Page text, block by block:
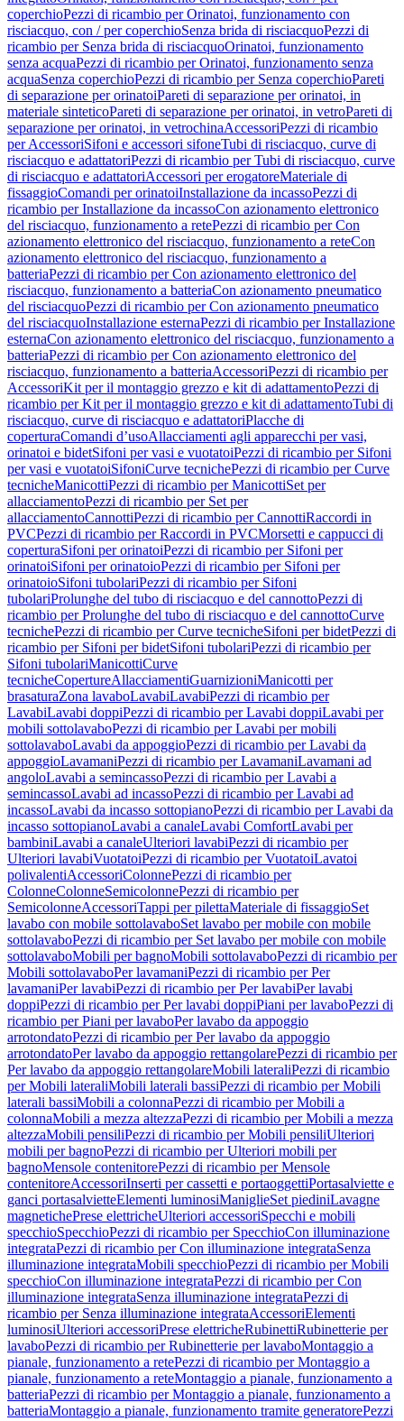
coperchioPezzi di ricambio per Orinatoi, funzionamento con
risciacquo, con / per coperchioSenza brida di risciacquoPezzi di
ricambio per Senza brida di risciacquoOrinatoi, funzionamento
senza acquaPezzi di ricambio per Orinatoi, funzionamento senza
acquaSenza coperchioPezzi di ricambio per Senza coperchioPareti
di separazione per orinatoiPareti di separazione per orinatoi, in
materiale sinteticoPareti di separazione per orinatoi, in vetroPareti di
separazione per orinatoi, in vetrochinaAccessoriPezzi di ricambio
per AccessoriSifoni e accessori sifoneTubi di risciacquo, curve di
risciacquo e adattatoriPezzi di ricambio per Tubi di risciacquo, curve
di risciacquo e adattatoriAccessori per erogatoreMateriale di
fissaggioComandi per orinatoiInstallazione da incassoPezzi di
ricambio per Installazione da incassoCon azionamento elettronico
del risciacquo, funzionamento a retePezzi di ricambio per Con
azionamento elettronico del risciacquo, funzionamento a reteCon
azionamento elettronico del risciacquo, funzionamento a
batteriaPezzi di ricambio per Con azionamento elettronico del
risciacquo, funzionamento a batteriaCon azionamento pneumatico
del risciacquoPezzi di ricambio per Con azionamento pneumatico
del risciacquoInstallazione esternaPezzi di ricambio per Installazione
esternaCon azionamento elettronico del risciacquo, funzionamento a
batteriaPezzi di ricambio per Con azionamento elettronico del
risciacquo, funzionamento a batteriaAccessoriPezzi di ricambio per
AccessoriKit per il montaggio grezzo e kit di adattamentoPezzi di
ricambio per Kit per il montaggio grezzo e kit di adattamentoTubi di
risciacquo, curve di risciacquo e adattatoriPlacche di
coperturaComandi d’usoAllacciamenti agli apparecchi per vasi,
orinatoi e bidetSifoni per vasi e vuotatoiPezzi di ricambio per Sifoni
per vasi e vuotatoiSifoniCurve tecnichePezzi di ricambio per Curve
tecnicheManicottiPezzi di ricambio per ManicottiSet per
allacciamentoPezzi di ricambio per Set per
allacciamentoCannottiPezzi di ricambio per CannottiRaccordi in
PVCPezzi di ricambio per Raccordi in PVCMorsetti e cappucci di
coperturaSifoni per orinatoiPezzi di ricambio per Sifoni per
orinatoiSifoni per orinatoioPezzi di ricambio per Sifoni per
orinatoioSifoni tubolariPezzi di ricambio per Sifoni
tubolariProlunghe del tubo di risciacquo e del cannottoPezzi di
ricambio per Prolunghe del tubo di risciacquo e del cannottoCurve
tecnichePezzi di ricambio per Curve tecnicheSifoni per bidetPezzi di
ricambio per Sifoni per bidetSifoni tubolariPezzi di ricambio per
Sifoni tubolariManicottiCurve
tecnicheCopertureAllacciamentiGuarnizioniManicotti per
brasaturaZona lavaboLavabiLavabiPezzi di ricambio per
LavabiLavabi doppiPezzi di ricambio per Lavabi doppiLavabi per
mobili sottolavaboPezzi di ricambio per Lavabi per mobili
sottolavaboLavabi da appoggioPezzi di ricambio per Lavabi da
appoggioLavamaniPezzi di ricambio per LavamaniLavamani ad
angoloLavabi a semincassoPezzi di ricambio per Lavabi a
semincassoLavabi ad incassoPezzi di ricambio per Lavabi ad
incassoLavabi da incasso sottopianoPezzi di ricambio per Lavabi da
incasso sottopianoLavabi a canaleLavabi ComfortLavabi per
bambiniLavabi a canaleUlteriori lavabiPezzi di ricambio per
Ulteriori lavabiVuotatoiPezzi di ricambio per VuotatoiLavatoi
polivalentiAccessoriColonnePezzi di ricambio per
ColonneColonneSemicolonnePezzi di ricambio per
SemicolonneAccessoriTappi per pilettaMateriale di fissaggioSet
lavabo con mobile sottolavaboSet lavabo per mobile con mobile
sottolavaboPezzi di ricambio per Set lavabo per mobile con mobile
sottolavaboMobili per bagnoMobili sottolavaboPezzi di ricambio per
Mobili sottolavaboPer lavamaniPezzi di ricambio per Per
lavamaniPer lavabiPezzi di ricambio per Per lavabiPer lavabi
doppiPezzi di ricambio per Per lavabi doppiPiani per lavaboPezzi di
ricambio per Piani per lavaboPer lavabo da appoggio
arrotondatoPezzi di ricambio per Per lavabo da appoggio
arrotondatoPer lavabo da appoggio rettangolarePezzi di ricambio per
Per lavabo da appoggio rettangolareMobili lateraliPezzi di ricambio
per Mobili lateraliMobili laterali bassiPezzi di ricambio per Mobili
laterali bassiMobili a colonnaPezzi di ricambio per Mobili a
colonnaMobili a mezza altezzaPezzi di ricambio per Mobili a mezza
altezzaMobili pensiliPezzi di ricambio per Mobili pensiliUlteriori
mobili per bagnoPezzi di ricambio per Ulteriori mobili per
bagnoMensole contenitorePezzi di ricambio per Mensole
contenitoreAccessoriInserti per cassetti e portaoggettiPortasalviette e
ganci portasalvietteElementi luminosiManiglieSet piediniLavagne
magnetichePrese elettricheUlteriori accessoriSpecchi e mobili
specchioSpecchioPezzi di ricambio per SpecchioCon illuminazione
integrataPezzi di ricambio per Con illuminazione integrataSenza
illuminazione integrataMobili specchioPezzi di ricambio per Mobili
specchioCon illuminazione integrataPezzi di ricambio per Con
illuminazione integrataSenza illuminazione integrataPezzi di
ricambio per Senza illuminazione integrataAccessoriElementi
luminosiUlteriori accessoriPrese elettricheRubinettiRubinetterie per
lavaboPezzi di ricambio per Rubinetterie per lavaboMontaggio a
pianale, funzionamento a retePezzi di ricambio per Montaggio a
pianale, funzionamento a reteMontaggio a pianale, funzionamento a
batteriaPezzi di ricambio per Montaggio a pianale, funzionamento a
batteriaMontaggio a pianale, funzionamento tramite generatorePezzi